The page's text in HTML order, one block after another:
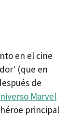
en el cine
(que en
de
Marvel
principal